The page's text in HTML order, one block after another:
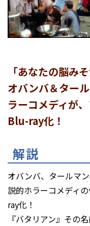
「あなたの脳み
オバンバ＆ター
ラーコメディが
Blu-ray化！
解説
オバンバ、タールマ
説的ホラーコメディ
ray化！
『バタリアン』――そ